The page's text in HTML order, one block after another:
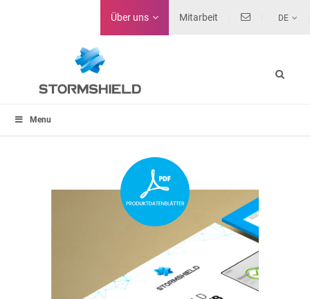
Über uns Mitarbeit DE
Menu